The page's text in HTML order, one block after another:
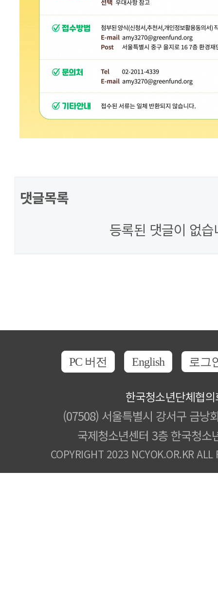
댓글목록
등록된 댓글이 없습
PC 버전 English 로그
한국청소년단체협
(07508) 서울특별시 강서구 금낭
국제청소년센터 3층 한국청소
COPYRIGHT 2023 NCYOK.OR.KR ALL